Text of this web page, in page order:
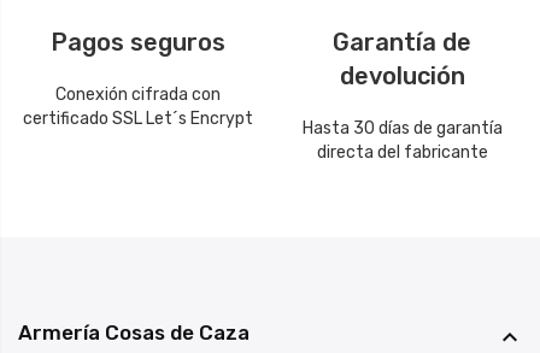
Pagos seguros
Conexión cifrada con
certificado SSL Let´s Encrypt
Garantía de
devolución
Hasta 30 días de garantía
directa del fabricante
Armería Cosas de Caza 